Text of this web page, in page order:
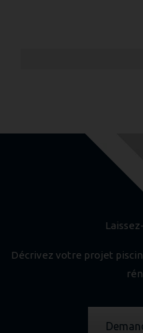
Décrivez votre projet